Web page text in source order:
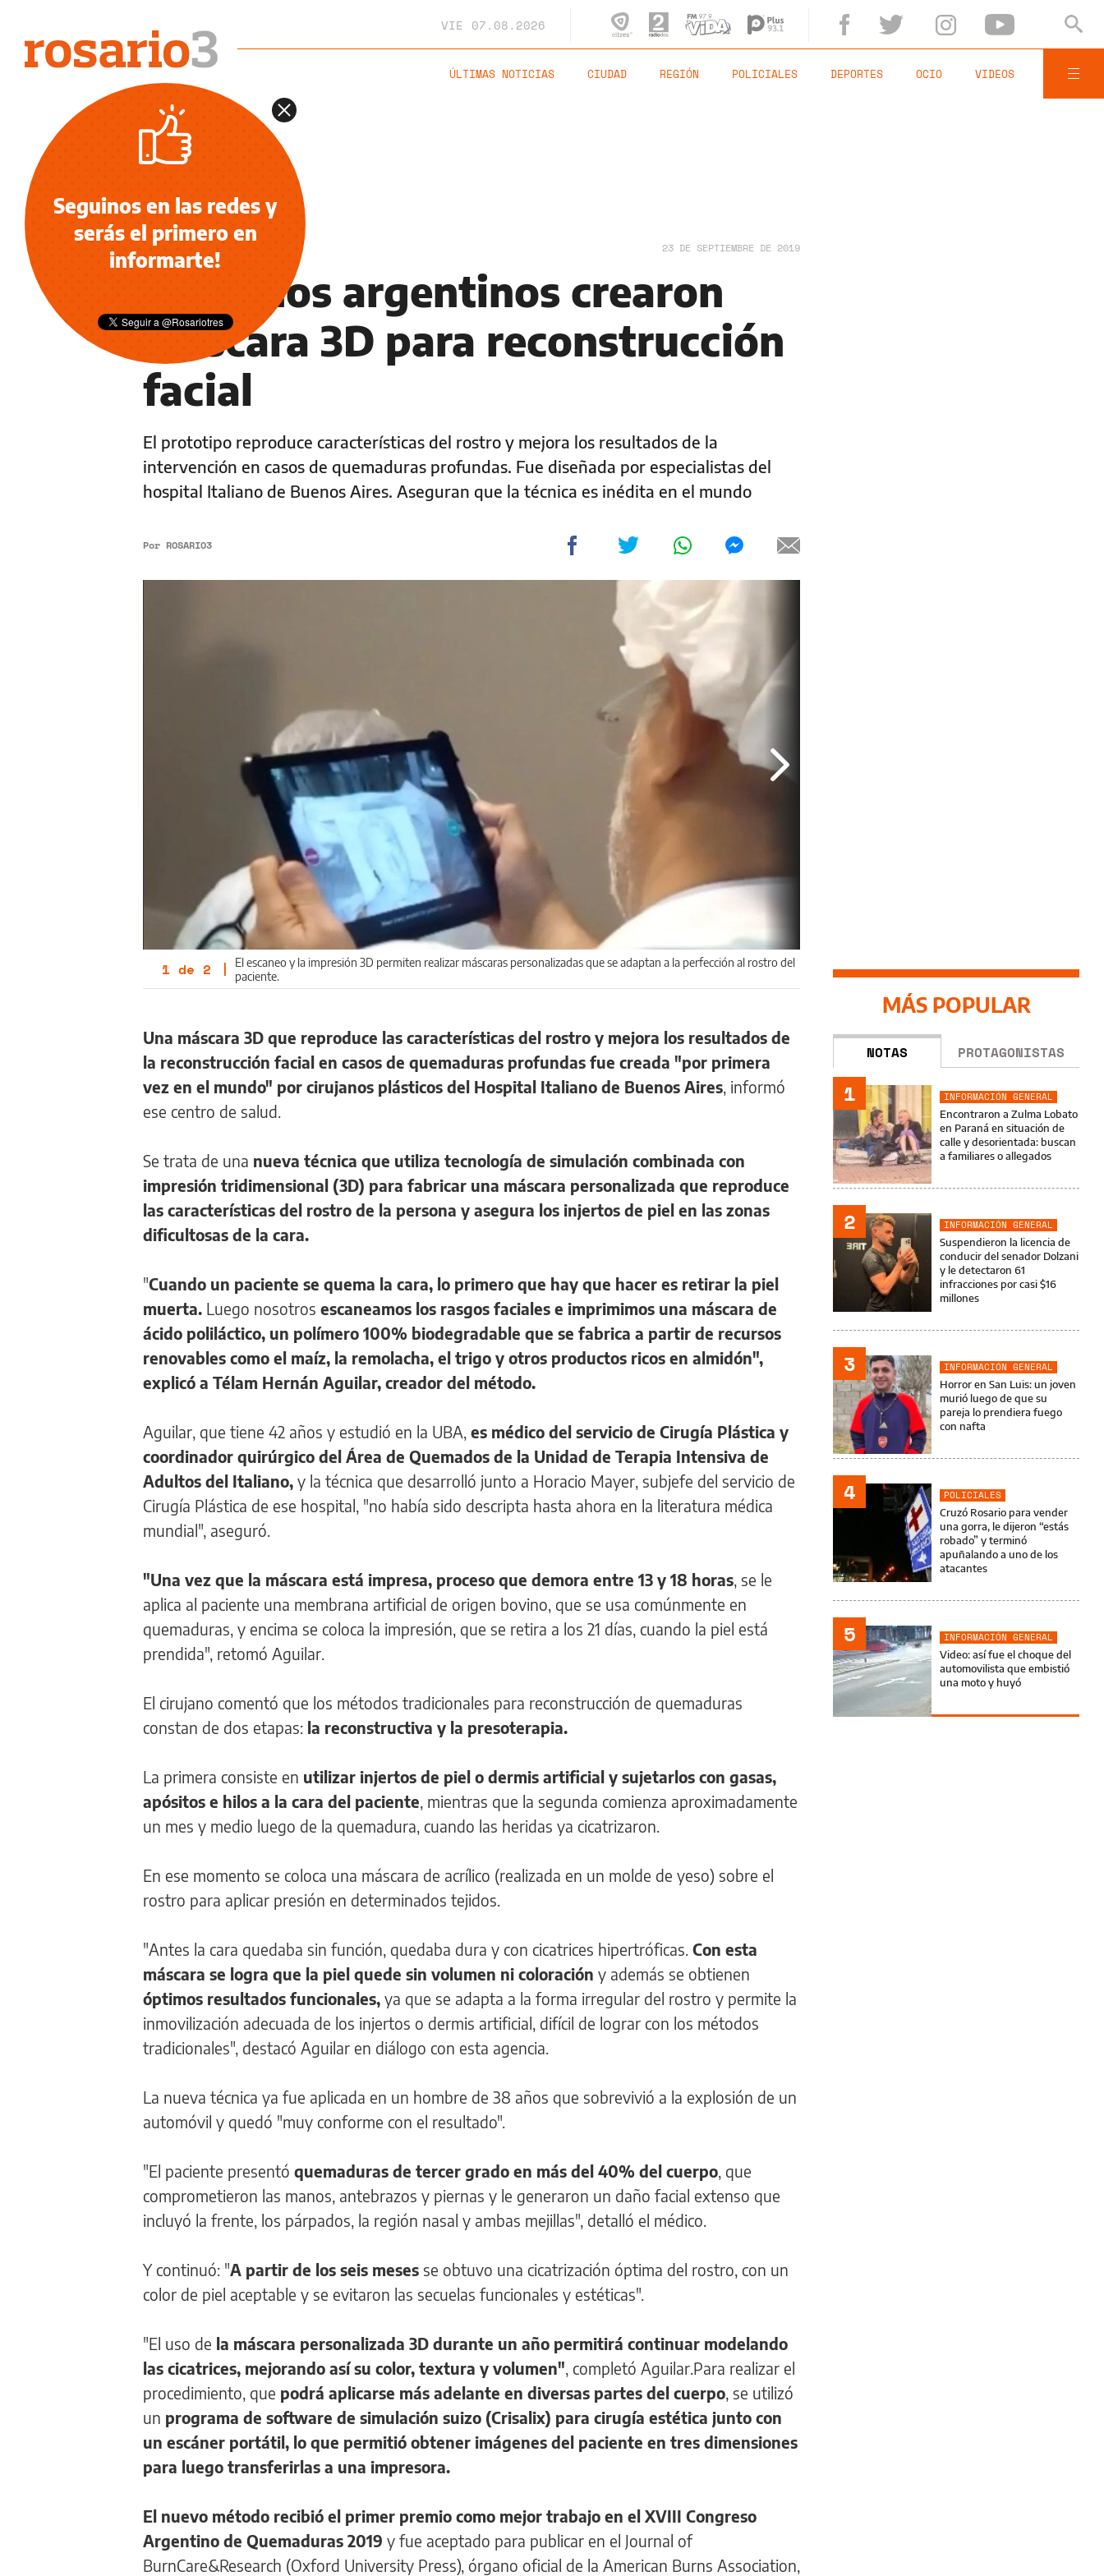
VIE 07.08.2026
ÚLTIMAS NOTICIAS CIUDAD REGIÓN POLICIALES DEPORTES OCIO VIDEOS
INFORMACIÓN GENERAL 23 DE SEPTIEMBRE DE 2019
Cirujanos argentinos crearon
máscara 3D para reconstrucción
facial
El prototipo reproduce características del rostro y mejora los resultados de la
intervención en casos de quemaduras profundas. Fue diseñada por especialistas del
hospital Italiano de Buenos Aires. Aseguran que la técnica es inédita en el mundo
Por ROSARIO3
1 de 2 |
El escaneo y la impresión 3D permiten realizar máscaras personalizadas que se adaptan a la perfección al rostro del
paciente.
Una máscara 3D que reproduce las características del rostro y mejora los resultados de
la reconstrucción facial en casos de quemaduras profundas fue creada "por primera
vez en el mundo" por cirujanos plásticos del Hospital Italiano de Buenos Aires , informó
ese centro de salud.
Se trata de una nueva técnica que utiliza tecnología de simulación combinada con
impresión tridimensional (3D) para fabricar una máscara personalizada que reproduce
las características del rostro de la persona y asegura los injertos de piel en las zonas
dificultosas de la cara.
"Cuando un paciente se quema la cara, lo primero que hay que hacer es retirar la piel
muerta. Luego nosotros escaneamos los rasgos faciales e imprimimos una máscara de
ácido poliláctico, un polímero 100% biodegradable que se fabrica a partir de recursos
renovables como el maíz, la remolacha, el trigo y otros productos ricos en almidón",
explicó a Télam Hernán Aguilar, creador del método.
Aguilar, que tiene 42 años y estudió en la UBA, es médico del servicio de Cirugía Plástica y
coordinador quirúrgico del Área de Quemados de la Unidad de Terapia Intensiva de
Adultos del Italiano, y la técnica que desarrolló junto a Horacio Mayer, subjefe del servicio de
Cirugía Plástica de ese hospital, "no había sido descripta hasta ahora en la literatura médica
mundial", aseguró.
"Una vez que la máscara está impresa, proceso que demora entre 13 y 18 horas , se le
aplica al paciente una membrana artificial de origen bovino, que se usa comúnmente en
quemaduras, y encima se coloca la impresión, que se retira a los 21 días, cuando la piel está
prendida", retomó Aguilar.
El cirujano comentó que los métodos tradicionales para reconstrucción de quemaduras
constan de dos etapas: la reconstructiva y la presoterapia.
La primera consiste en utilizar injertos de piel o dermis artificial y sujetarlos con gasas,
apósitos e hilos a la cara del paciente , mientras que la segunda comienza aproximadamente
un mes y medio luego de la quemadura, cuando las heridas ya cicatrizaron.
En ese momento se coloca una máscara de acrílico (realizada en un molde de yeso) sobre el
rostro para aplicar presión en determinados tejidos.
"Antes la cara quedaba sin función, quedaba dura y con cicatrices hipertróficas. Con esta
máscara se logra que la piel quede sin volumen ni coloración y además se obtienen
óptimos resultados funcionales, ya que se adapta a la forma irregular del rostro y permite la
inmovilización adecuada de los injertos o dermis artificial, difícil de lograr con los métodos
tradicionales", destacó Aguilar en diálogo con esta agencia.
La nueva técnica ya fue aplicada en un hombre de 38 años que sobrevivió a la explosión de un
automóvil y quedó "muy conforme con el resultado".
"El paciente presentó quemaduras de tercer grado en más del 40% del cuerpo , que
comprometieron las manos, antebrazos y piernas y le generaron un daño facial extenso que
incluyó la frente, los párpados, la región nasal y ambas mejillas", detalló el médico.
Y continuó: "A partir de los seis meses se obtuvo una cicatrización óptima del rostro, con un
color de piel aceptable y se evitaron las secuelas funcionales y estéticas".
"El uso de la máscara personalizada 3D durante un año permitirá continuar modelando
las cicatrices, mejorando así su color, textura y volumen" , completó Aguilar.Para realizar el
procedimiento, que podrá aplicarse más adelante en diversas partes del cuerpo , se utilizó
un programa de software de simulación suizo (Crisalix) para cirugía estética junto con
un escáner portátil, lo que permitió obtener imágenes del paciente en tres dimensiones
para luego transferirlas a una impresora.
El nuevo método recibió el primer premio como mejor trabajo en el XVIII Congreso
Argentino de Quemaduras 2019 y fue aceptado para publicar en el Journal of
BurnCare&Research (Oxford University Press), órgano oficial de la American Burns Association,
MÁS POPULAR
NOTAS PROTAGONISTAS
1
INFORMACIÓN GENERAL
Encontraron a Zulma Lobato
en Paraná en situación de
calle y desorientada: buscan
a familiares o allegados
2
INFORMACIÓN GENERAL
Suspendieron la licencia de
conducir del senador Dolzani
y le detectaron 61
infracciones por casi $16
millones
3
INFORMACIÓN GENERAL
Horror en San Luis: un joven
murió luego de que su
pareja lo prendiera fuego
con nafta
4
POLICIALES
Cruzó Rosario para vender
una gorra, le dijeron “estás
robado” y terminó
apuñalando a uno de los
atacantes
5
INFORMACIÓN GENERAL
Video: así fue el choque del
automovilista que embistió
una moto y huyó
Seguinos en las redes y
serás el primero en
informarte!